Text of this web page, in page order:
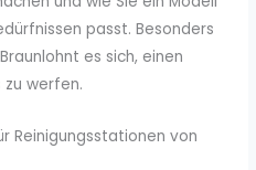
passt. Besonders
es sich, einen
werfen.
Reinigungsstationen von